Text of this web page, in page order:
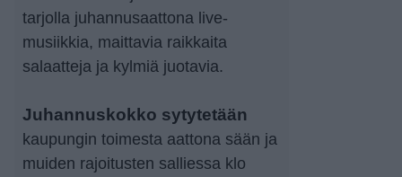
tarjolla juhannusaattona live-
musiikkia, maittavia raikkaita
salaatteja ja kylmiä juotavia.
Juhannuskokko sytytetään
kaupungin toimesta aattona sään ja
muiden rajoitusten salliessa klo